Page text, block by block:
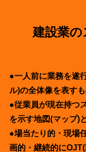
建設業
●一人前に業務を遂
ル)の全体像を表すも
●従業員が現在持つ
を示す地図(マップ)
●場当たり的・現場
画的・継続的に